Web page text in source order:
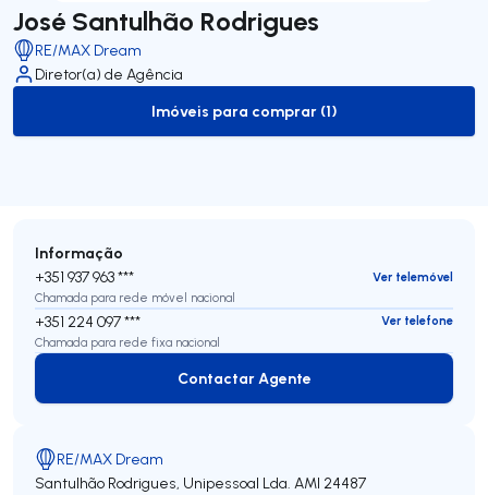
José Santulhão Rodrigues
RE/MAX Dream
Diretor(a) de Agência
to-buy-listing
Imóveis para comprar (1)
Informação
+351 937 963 ***
Ver telemóvel
Chamada para rede móvel nacional
+351 224 097 ***
Ver telefone
Chamada para rede fixa nacional
Contactar Agente
Contactar Agente
RE/MAX Dream
Santulhão Rodrigues, Unipessoal Lda. AMI 24487